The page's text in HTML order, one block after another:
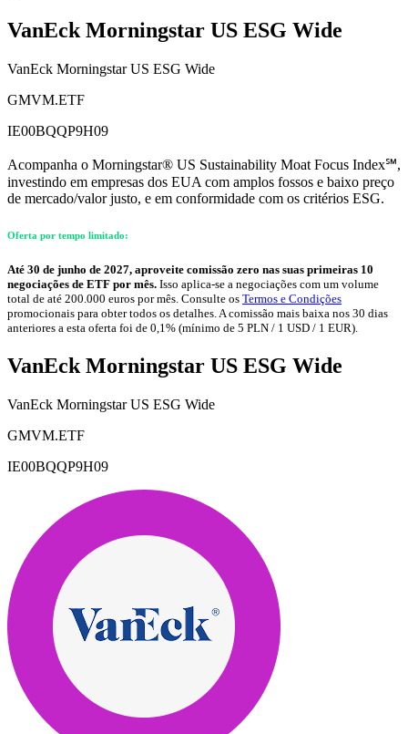
VanEck Morningstar US ESG Wide
VanEck Morningstar US ESG Wide
GMVM.ETF
IE00BQQP9H09
Acompanha o Morningstar® US Sustainability Moat Focus Index℠,
investindo em empresas dos EUA com amplos fossos e baixo preço
de mercado/valor justo, e em conformidade com os critérios ESG.
Oferta por tempo limitado:
Até 30 de junho de 2027, aproveite comissão zero nas suas primeiras 10
negociações de ETF por mês. Isso aplica-se a negociações com um volume
total de até 200.000 euros por mês. Consulte os Termos e Condições
promocionais para obter todos os detalhes. A comissão mais baixa nos 30 dias
anteriores a esta oferta foi de 0,1% (mínimo de 5 PLN / 1 USD / 1 EUR).
VanEck Morningstar US ESG Wide
VanEck Morningstar US ESG Wide
GMVM.ETF
IE00BQQP9H09